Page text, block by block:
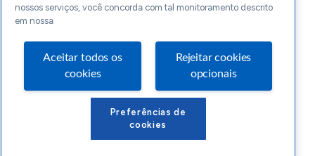
nossos serviços, você concorda com tal monitoramento descrito
em nossa
Aceitar todos os
cookies
Rejeitar cookies
opcionais
Preferências de
cookies